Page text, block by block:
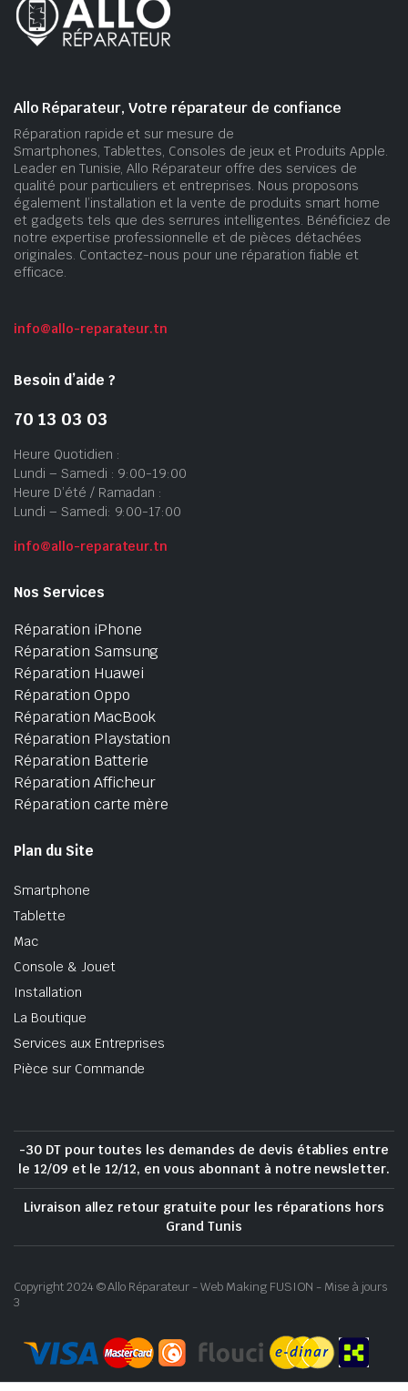
Allo Réparateur, Votre réparateur de confiance
Réparation rapide et sur mesure de
Smartphones, Tablettes, Consoles de jeux et Produits Apple.
Leader en Tunisie, Allo Réparateur offre des services de
qualité pour particuliers et entreprises. Nous proposons
également l’installation et la vente de produits smart home
et gadgets tels que des serrures intelligentes. Bénéficiez de
notre expertise professionnelle et de pièces détachées
originales. Contactez-nous pour une réparation fiable et
efficace.
info@allo-reparateur.tn
Besoin d’aide ?
70 13 03 03
Heure Quotidien :
Lundi – Samedi : 9:00-19:00
Heure D’été / Ramadan :
Lundi – Samedi: 9:00-17:00
info@allo-reparateur.tn
Nos Services
Réparation iPhone
Réparation Samsung
Réparation Huawei
Réparation Oppo
Réparation MacBook
Réparation Playstation
Réparation Batterie
Réparation Afficheur
Réparation carte mère
Plan du Site
Smartphone
Tablette
Mac
Console & Jouet
Installation
La Boutique
Services aux Entreprises
Pièce sur Commande
-30 DT pour toutes les demandes de devis établies entre
le 12/09 et le 12/12, en vous abonnant à notre newsletter.
Livraison allez retour gratuite pour les réparations hors
Grand Tunis
Copyright 2024 © Allo Réparateur - Web Making FUSION - Mise à jours
3